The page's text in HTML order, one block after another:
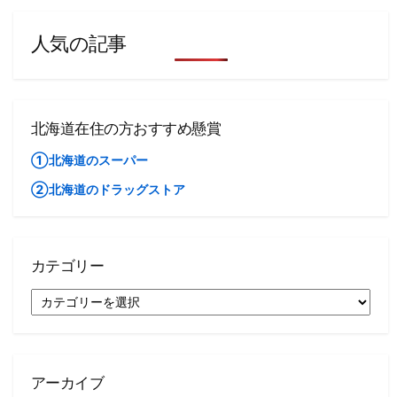
人気の記事
北海道在住の方おすすめ懸賞
①北海道のスーパー
②北海道のドラッグストア
カテゴリー
テ
アーカイブ